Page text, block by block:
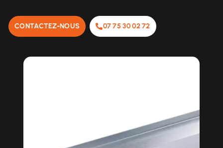
CONTACTEZ-NOUS 07 75 30 02 72